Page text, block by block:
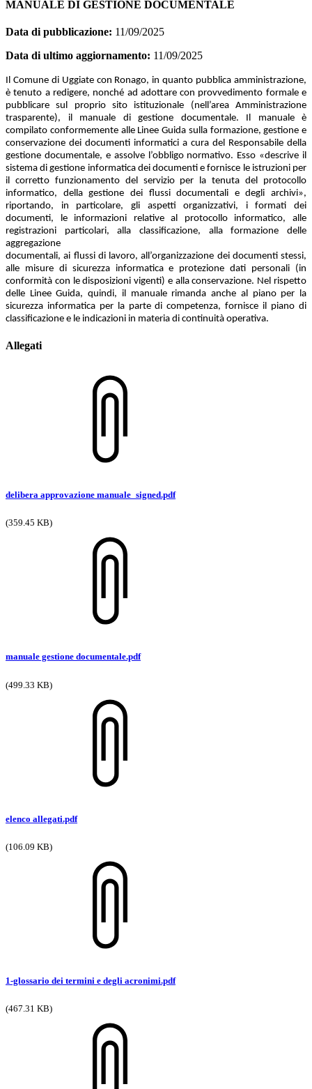
MANUALE DI GESTIONE DOCUMENTALE
Data di pubblicazione: 11/09/2025
Data di ultimo aggiornamento: 11/09/2025
Il Comune di Uggiate con Ronago, in quanto pubblica amministrazione,
è tenuto a redigere, nonché ad adottare con provvedimento formale e
pubblicare sul proprio sito istituzionale (nell’area Amministrazione
trasparente), il manuale di gestione documentale. Il manuale è
compilato conformemente alle Linee Guida sulla formazione, gestione e
conservazione dei documenti informatici a cura del Responsabile della
gestione documentale, e assolve l’obbligo normativo. Esso «descrive il
sistema di gestione informatica dei documenti e fornisce le istruzioni per
il corretto funzionamento del servizio per la tenuta del protocollo
informatico, della gestione dei flussi documentali e degli archivi»,
riportando, in particolare, gli aspetti organizzativi, i formati dei
documenti, le informazioni relative al protocollo informatico, alle
registrazioni particolari, alla classificazione, alla formazione delle
aggregazione
documentali, ai flussi di lavoro, all’organizzazione dei documenti stessi,
alle misure di sicurezza informatica e protezione dati personali (in
conformità con le disposizioni vigenti) e alla conservazione. Nel rispetto
delle Linee Guida, quindi, il manuale rimanda anche al piano per la
sicurezza informatica per la parte di competenza, fornisce il piano di
classificazione e le indicazioni in materia di continuità operativa.
Allegati
delibera approvazione manuale_signed.pdf
(359.45 KB)
manuale gestione documentale.pdf
(499.33 KB)
elenco allegati.pdf
(106.09 KB)
1-glossario dei termini e degli acronimi.pdf
(467.31 KB)